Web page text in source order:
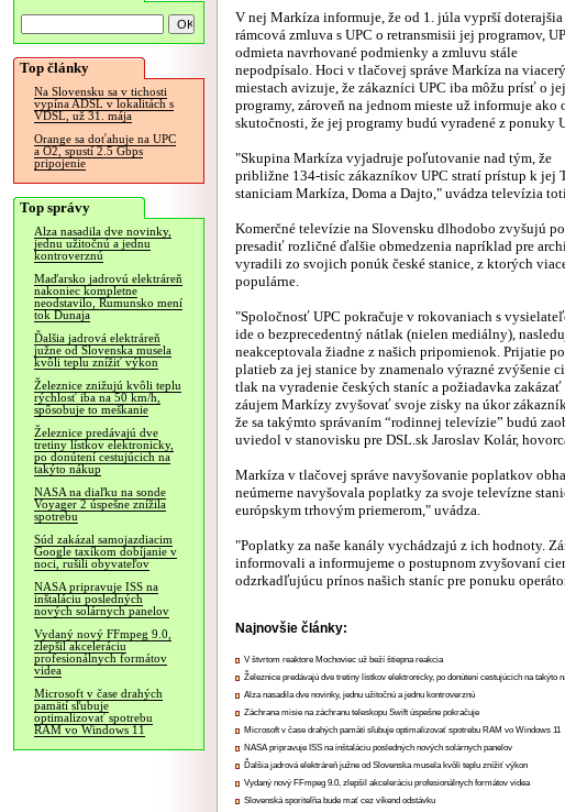
Top články
Na Slovensku sa v tichosti
vypína ADSL v lokalitách s
VDSL, už 31. mája
Orange sa doťahuje na UPC
a O2, spustí 2.5 Gbps
pripojenie
Top správy
Alza nasadila dve novinky,
jednu užitočnú a jednu
kontroverznú
Maďarsko jadrovú elektráreň
nakoniec kompletne
neodstavilo, Rumunsko mení
tok Dunaja
Ďalšia jadrová elektráreň
južne od Slovenska musela
kvôli teplu znížiť výkon
Železnice znižujú kvôli teplu
rýchlosť iba na 50 km/h,
spôsobuje to meškanie
Železnice predávajú dve
tretiny lístkov elektronicky,
po donútení cestujúcich na
takýto nákup
NASA na diaľku na sonde
Voyager 2 úspešne znížila
spotrebu
Súd zakázal samojazdiacim
Google taxíkom dobíjanie v
noci, rušili obyvateľov
NASA pripravuje ISS na
inštaláciu posledných
nových solárnych panelov
Vydaný nový FFmpeg 9.0,
zlepšil akceleráciu
profesionálnych formátov
videa
Microsoft v čase drahých
pamätí sľubuje
optimalizovať spotrebu
RAM vo Windows 11
V nej Markíza informuje, že od 1. júla vyprší doterajšia
rámcová zmluva s UPC o retransmisii jej programov,
odmieta navrhované podmienky a zmluvu stále
nepodpísalo. Hoci v tlačovej správe Markíza na
miestach avizuje, že zákazníci UPC iba môžu prísť o jej
programy, zároveň na jednom mieste už informuje ako
skutočnosti, že jej programy budú vyradené z ponuky
"Skupina Markíza vyjadruje poľutovanie nad tým, že
približne 134-tisíc zákazníkov UPC stratí prístup k jej
staniciam Markíza, Doma a Dajto," uvádza televízia
Komerčné televízie na Slovensku dlhodobo zvyšujú
presadiť rozličné ďalšie obmedzenia napríklad pre
vyradili zo svojich ponúk české stanice, z ktorých
populárne.
"Spoločnosť UPC pokračuje v rokovaniach s
ide o bezprecedentný nátlak (nielen mediálny),
neakceptovala žiadne z našich pripomienok. Prijatie
platieb za jej stanice by znamenalo výrazné zvýšenie
tlak na vyradenie českých staníc a požiadavka
záujem Markízy zvyšovať svoje zisky na úkor
že sa takýmto správaním “rodinnej televízie” budú
uviedol v stanovisku pre DSL.sk Jaroslav Kolár,
Markíza v tlačovej správe navyšovanie poplatkov
neúmerne navyšovala poplatky za svoje televízne
európskym trhovým priemerom," uvádza.
"Poplatky za naše kanály vychádzajú z ich hodnoty.
informovali a informujeme o postupnom zvyšovaní
odzrkadľujúcu prínos našich staníc pre ponuku
Najnovšie články:
V štvrtom reaktore Mochoviec už beží štiepna reakcia
Železnice predávajú dve tretiny lístkov elektronicky, po donútení cestujúcich na takýto
Alza nasadila dve novinky, jednu užitočnú a jednu kontroverznú
Záchrana misie na záchranu teleskopu Swift úspešne pokračuje
Microsoft v čase drahých pamätí sľubuje optimalizovať spotrebu RAM vo Windows 11
NASA pripravuje ISS na inštaláciu posledných nových solárnych panelov
Ďalšia jadrová elektráreň južne od Slovenska musela kvôli teplu znížiť výkon
Vydaný nový FFmpeg 9.0, zlepšil akceleráciu profesionálnych formátov videa
Slovenská sporiteľňa bude mať cez víkend odstávku